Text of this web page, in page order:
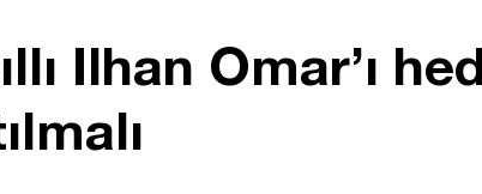
Ilhan Omar’ı